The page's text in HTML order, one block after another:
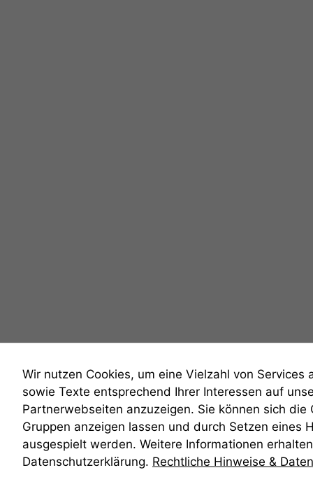
anmelden
Wir nutzen Cookies, um eine Vielzahl von
sowie Texte entsprechend Ihrer Interessen auf
Partnerwebseiten anzuzeigen. Sie können sich
Gruppen anzeigen lassen und durch Setzen eines
ausgespielt werden. Weitere Informationen
Datenschutzerklärung. Rechtliche Hinweise &